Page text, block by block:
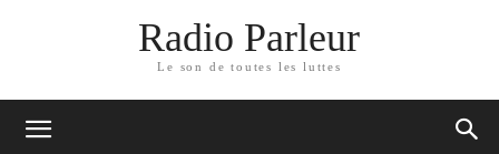
Radio Parleur
Le son de toutes les luttes